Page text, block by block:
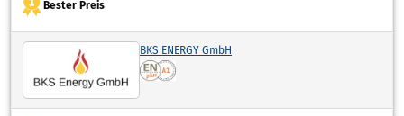
Bester Preis
BKS ENERGY GmbH